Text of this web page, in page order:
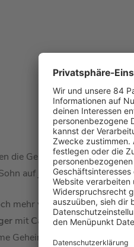
die Gerüchte überCathyund
auf jeden Fall alles Gute.
mehr vonCathy Hummels
mit Cathy Hummelsan.
Geheimnis von
Cathy